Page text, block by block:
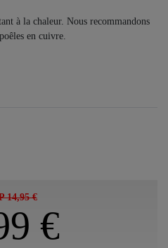
à la chaleur. Nous recommandons
en cuivre.
14,95 €
€